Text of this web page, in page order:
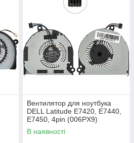
Вентилятор для ноутбука
DELL Latitude E7420, E7440,
E7450, 4pin (006PX9)
(EG50050S1-C031-S9A)
(Кулер)
В наявності